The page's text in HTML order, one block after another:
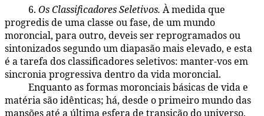
6. Os Classificadores Seletivos. À medida que
progredis de uma classe ou fase, de um mundo
moroncial, para outro, deveis ser reprogramados ou
sintonizados segundo um diapasão mais elevado, e esta
é a tarefa dos classificadores seletivos: manter-vos em
sincronia progressiva dentro da vida moroncial.
Enquanto as formas moronciais básicas de vida e
matéria são idênticas; há, desde o primeiro mundo das
mansões até a última esfera de transição do universo,